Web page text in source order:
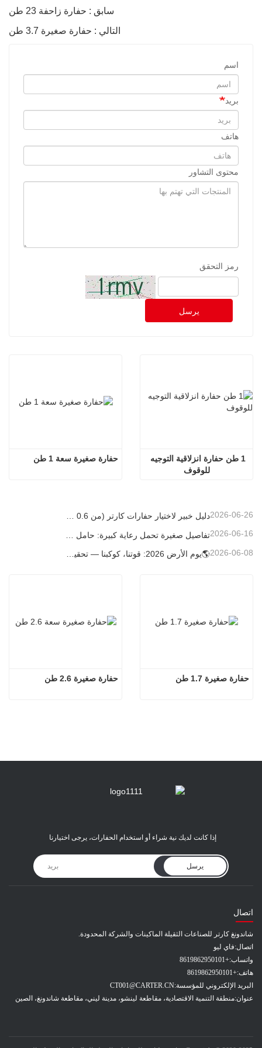
سابق : حفارة زاحفة 23 طن
التالي : حفارة صغيرة 3.7 طن
اسم
بريد
هاتف
محتوى التشاور
رمز التحقق
يرسل
حفارة صغيرة سعة 1 طن
للوقوف
دليل خبير لاختيار حفارات كارتر (من 0.6 طن إلى 60 طن) لتحقيق الكفاءة المثلى في موقع العمل 2026-06-26
2026-06-16
2026-06-08
حفارة صغيرة 2.6 طن حفارة صغيرة 1.7 طن
إذا كانت لديك نية شراء أو استخدام الحفارات، يرجى اختيارنا
يرسل
اتصال
شاندونغ كارتر للصناعات الثقيلة الماكينات والشركة المحدودة.
اتصال:فاي ليو
واتساب:+8619862950101
هاتف:+8619862950101
البريد الإلكتروني للمؤسسة:CT001@CARTER.CN
عنوان:منطقة التنمية الاقتصادية، مقاطعة لينشو، مدينة ليني، مقاطعة شاندونغ، الصين